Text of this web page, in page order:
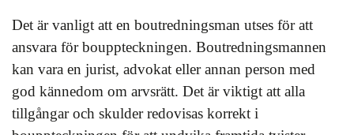
Det är vanligt att en boutredningsman utses för att
ansvara för bouppteckningen. Boutredningsmannen
kan vara en jurist, advokat eller annan person med
god kännedom om arvsrätt. Det är viktigt att alla
tillgångar och skulder redovisas korrekt i